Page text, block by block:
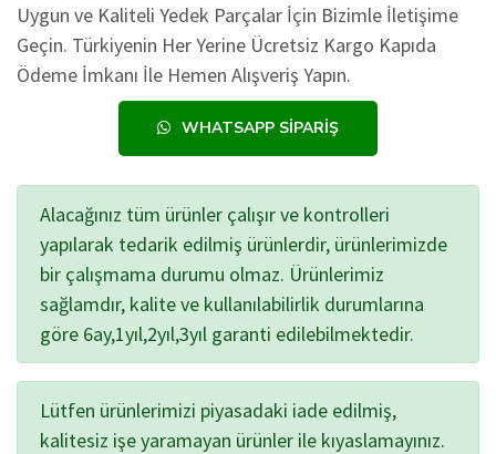
Uygun ve Kaliteli Yedek Parçalar İçin Bizimle İletişime
Geçin. Türkiyenin Her Yerine Ücretsiz Kargo Kapıda
Ödeme İmkanı İle Hemen Alışveriş Yapın.
WHATSAPP SIPARIŞ
Alacağınız tüm ürünler çalışır ve kontrolleri
yapılarak tedarik edilmiş ürünlerdir, ürünlerimizde
bir çalışmama durumu olmaz. Ürünlerimiz
sağlamdır, kalite ve kullanılabilirlik durumlarına
göre 6ay,1yıl,2yıl,3yıl garanti edilebilmektedir.
Lütfen ürünlerimizi piyasadaki iade edilmiş,
kalitesiz işe yaramayan ürünler ile kıyaslamayınız.